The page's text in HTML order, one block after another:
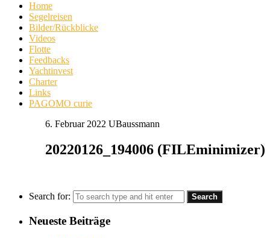
Home
Segelreisen
Bilder/Rückblicke
Videos
Flotte
Feedbacks
Yachtinvest
Charter
Links
PAGOMO curie
6. Februar 2022 UBaussmann
20220126_194006 (FILEminimizer)
Search for:
Neueste Beiträge